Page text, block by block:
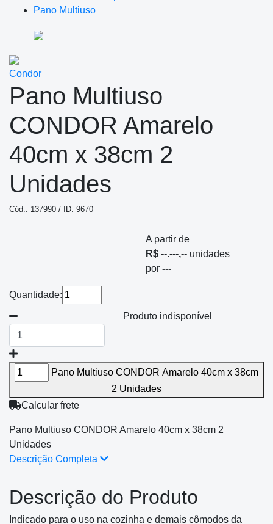
Pano Multiuso
Condor
Pano Multiuso
CONDOR Amarelo
40cm x 38cm 2
Unidades
Cód.: 137990 / ID: 9670
A partir de
R$ --.---,-- unidades
por ---
Quantidade:
Produto indisponível
Pano Multiuso CONDOR Amarelo 40cm x 38cm
2 Unidades
Calcular frete
Pano Multiuso CONDOR Amarelo 40cm x 38cm 2
Unidades
Descrição Completa
Descrição do Produto
Indicado para o uso na cozinha e demais cômodos da